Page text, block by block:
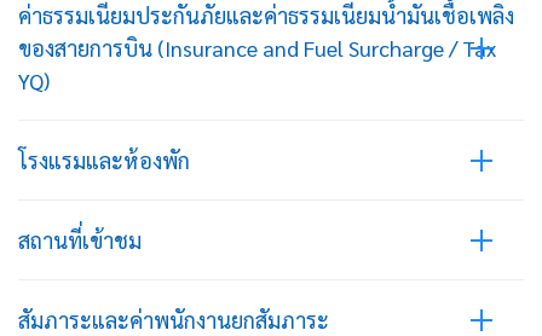
ค่าธรรมเนียมประกันภัยและค่าธรรมเนียมน้ำมันเชื้อเพลิง
ของสายการบิน (Insurance and Fuel Surcharge / Tax
YQ)
โรงแรมและห้องพัก
สถานที่เข้าชม
สัมภาระและค่าพนักงานยกสัมภาระ